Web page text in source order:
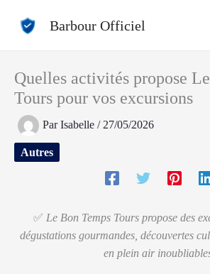
Barbour Officiel
Quelles activités propose
Tours pour vos excursions
ParIsabelle / 27/05/2026
Autres
✅ Le Bon Temps Tours propose des
dégustations gourmandes, découvertes
en plein air